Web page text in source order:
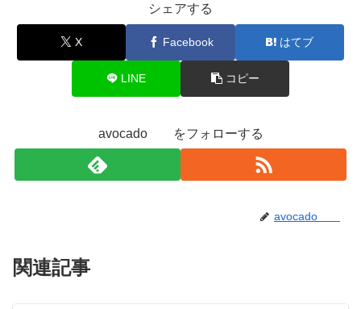
シェアする
X Facebook はてブ
LINE コピー
avocado をフォローする
avocado
関連記事